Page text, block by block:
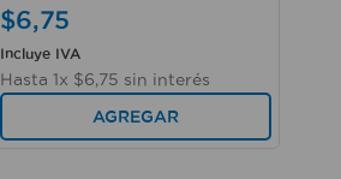
$6,75
Incluye IVA
Hasta 1x $6,75 sin interés
AGREGAR